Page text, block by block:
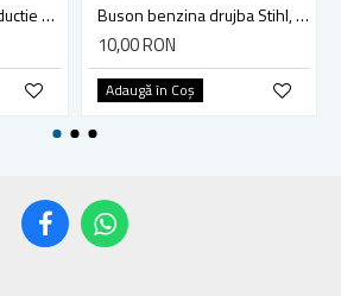
Aprindere, bobina inductie motocoasa chinezeasca TL43 TL 52, Ruris Dac 210, Dac 310 Buson benzina drujba Stihl, model cu clapeta
10,00 RON
Adaugă în Coş